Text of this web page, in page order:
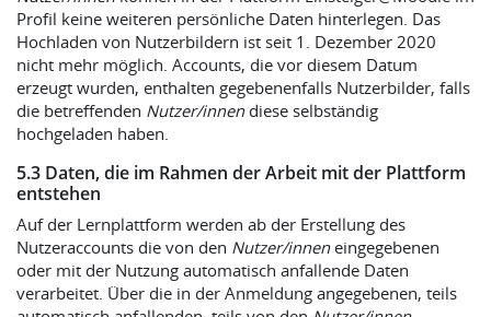
Profil keine weiteren persönliche Daten hinterlegen. Das
Hochladen von Nutzerbildern ist seit 1. Dezember 2020
nicht mehr möglich. Accounts, die vor diesem Datum
erzeugt wurden, enthalten gegebenenfalls Nutzerbilder, falls
die betreffenden Nutzer/innendiese selbständig
hochgeladen haben.
5.3 Daten, die im Rahmen der Arbeit mit der Plattform
entstehen
Auf der Lernplattform werden ab der Erstellung des
Nutzeraccounts die von den Nutzer/inneneingegebenen
oder mit der Nutzung automatisch anfallende Daten
verarbeitet. Über die in der Anmeldung angegebenen, teils